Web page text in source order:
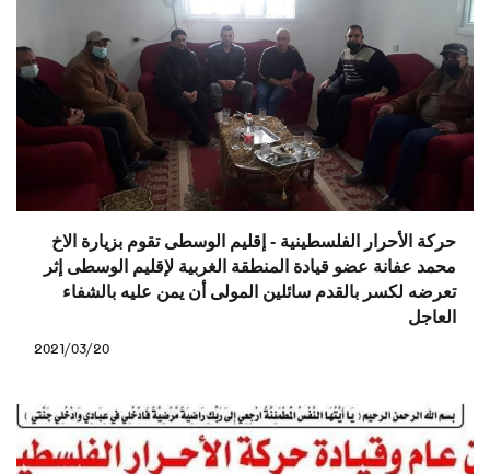
حركة الأحرار الفلسطينية - إقليم الوسطى تقوم بزيارة الاخ
محمد عفانة عضو قيادة المنطقة الغربية لإقليم الوسطى إثر
تعرضه لكسر بالقدم سائلين المولى أن يمن عليه بالشفاء
العاجل